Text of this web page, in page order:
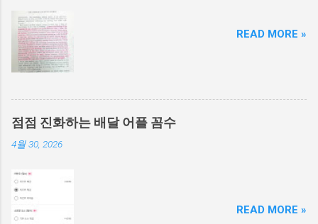
READ MORE »
점점 진화하는 배달 어플 꼼수
4월 30, 2026
READ MORE »